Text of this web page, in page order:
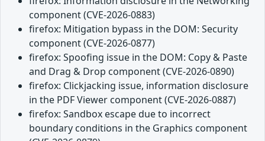
component (CVE-2026-0883)
firefox: Mitigation bypass in the DOM: Security
component (CVE-2026-0877)
firefox: Spoofing issue in the DOM: Copy & Paste
and Drag & Drop component (CVE-2026-0890)
firefox: Clickjacking issue, information disclosure
in the PDF Viewer component (CVE-2026-0887)
firefox: Sandbox escape due to incorrect
boundary conditions in the Graphics component